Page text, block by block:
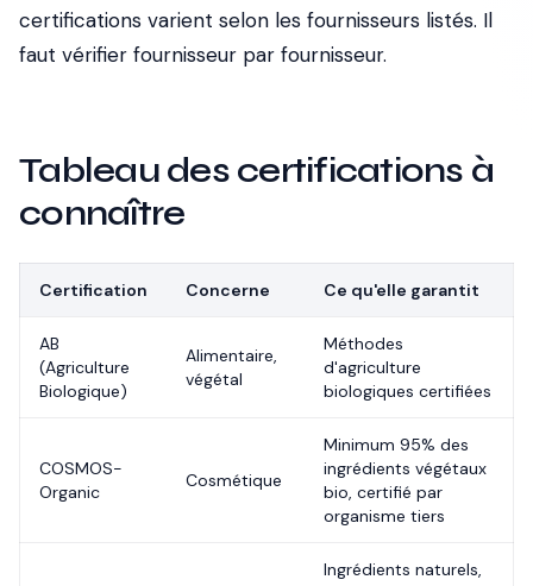
certifications varient selon les fournisseurs listés. Il
faut vérifier fournisseur par fournisseur.
Tableau des certifications à
connaître
Certification Concerne Ce qu'elle garantit
AB
(Agriculture
Biologique)
Alimentaire,
végétal
Méthodes
d'agriculture
biologiques certifiées
COSMOS-
Organic
Cosmétique
Minimum 95% des
ingrédients végétaux
bio, certifié par
organisme tiers
Ingrédients naturels,